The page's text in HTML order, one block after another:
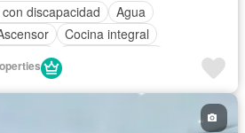
discapacidad
Agua
Cocina integral
Garita de guardianía